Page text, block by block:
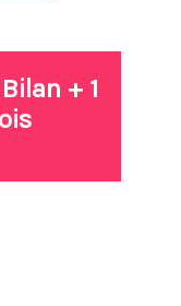
+ 1